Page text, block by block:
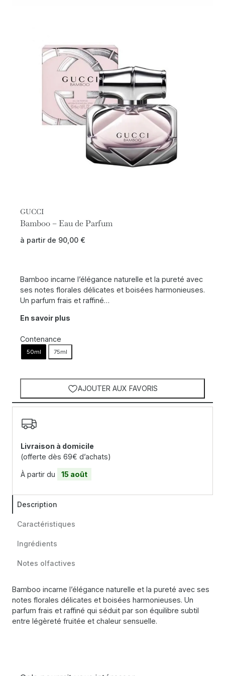
GUCCI
Bamboo – Eau de Parfum
à partir de 90,00 €
Bamboo incarne l’élégance naturelle et la pureté avec
ses notes florales délicates et boisées harmonieuses.
Un parfum frais et raffiné…
En savoir plus
Contenance
50ml 75ml
AJOUTER AUX FAVORIS
Livraison à domicile
(offerte dès 69€ d’achats)
À partir du 15 août
Description
Caractéristiques
Ingrédients
Notes olfactives
Bamboo incarne l’élégance naturelle et la pureté avec ses
notes florales délicates et boisées harmonieuses. Un
parfum frais et raffiné qui séduit par son équilibre subtil
entre légèreté fruitée et chaleur sensuelle.